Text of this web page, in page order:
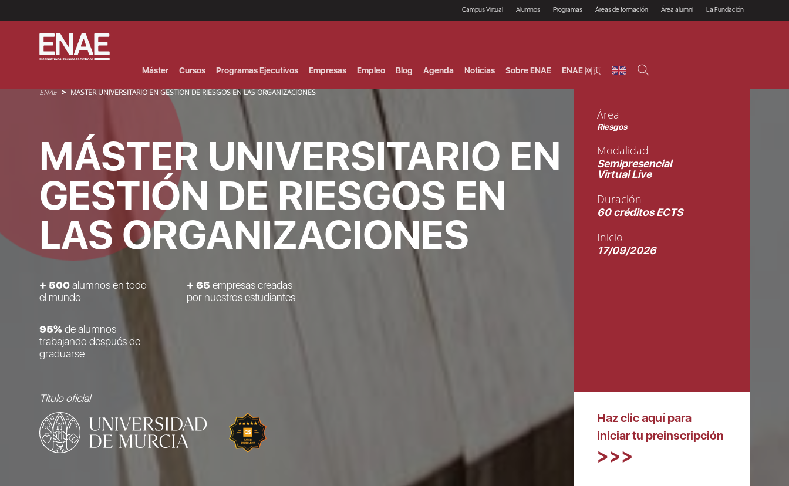
Campus Virtual Alumnos
Prácticas en empresas
Imagin LaCaixa
Préstamo Imagina
estudios Caja Rural
Central
Programas
Programas Ejecutivos
Áreas de formación
Riesgos
Comercial / Marketing/
Ventas
Administración de
empresas
Finanzas
Área alumni La Fundación
Máster Cursos Programas Ejecutivos Empresas Empleo Blog Agenda Noticias Sobre ENAE ENAE 网页
Sobrescribir enlaces de ayuda a la navegación
ENAE MÁSTER UNIVERSITARIO EN GESTIÓN DE RIESGOS EN LAS ORGANIZACIONES
MÁSTER UNIVERSITARIO EN
GESTIÓN DE RIESGOS EN
LAS ORGANIZACIONES
+ 500alumnos en todo
el mundo
+ 65empresas creadas
por nuestros estudiantes
95%de alumnos
trabajando después de
graduarse
Título oficial
Área
Riesgos
Modalidad
Semipresencial
Virtual Live
Duración
60 créditos ECTS
Inicio
17/09/2026
Haz clic aquí para
iniciar tu preinscripción